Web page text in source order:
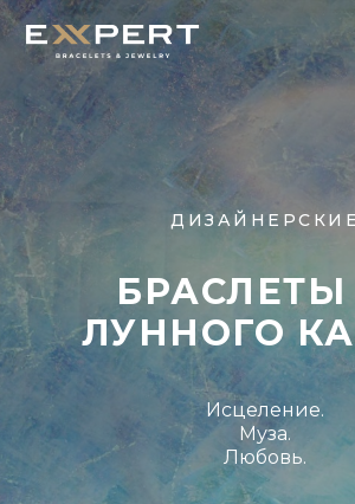
ДИЗАЙНЕРСКИЕ
БРАСЛЕТЫ
ЛУННОГО
Исцеление.
Муза.
Любовь.